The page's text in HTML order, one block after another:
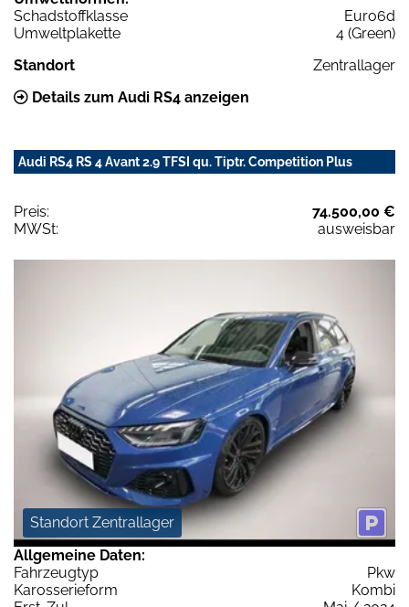
Schadstoffklasse
Euro6d
Umweltplakette
4 (Green)
Standort
Zentrallager
Details zum Audi RS4 anzeigen
Audi RS4 RS 4 Avant 2.9 TFSI qu. Tiptr. Competition Plus
Preis:
74.500,00 €
MWSt:
ausweisbar
Standort Zentrallager
Allgemeine Daten:
Fahrzeugtyp
Pkw
Karosserieform
Kombi